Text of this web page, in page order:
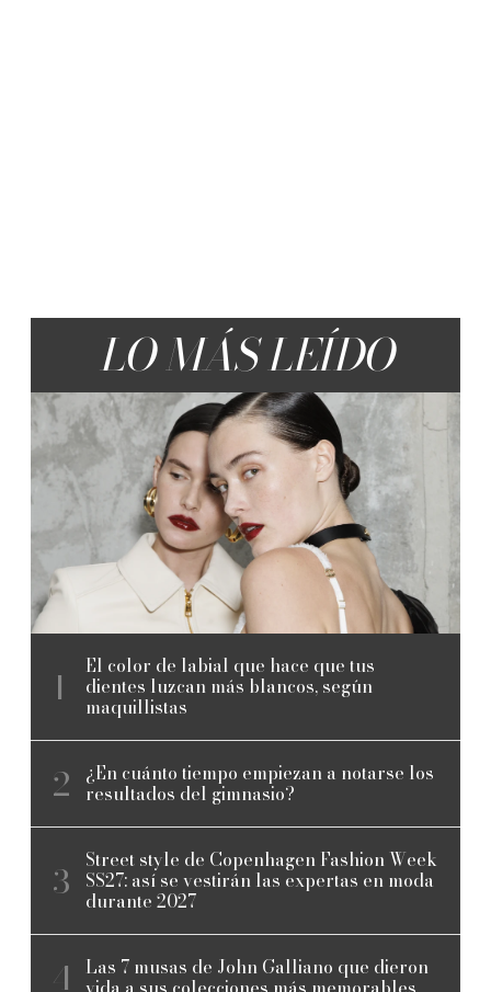
LO MÁS LEÍDO
El color de labial que hace que tus
dientes luzcan más blancos, según
maquillistas
¿En cuánto tiempo empiezan a notarse los
resultados del gimnasio?
Street style de Copenhagen Fashion Week
SS27: así se vestirán las expertas en moda
durante 2027
Las 7 musas de John Galliano que dieron